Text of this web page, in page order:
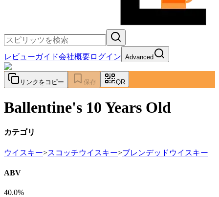
レビューガイド会社概要ログイン Advanced
リンクをコピー 保存 QR
Ballentine's 10 Years Old
カテゴリ
ウイスキー>スコッチウイスキー>ブレンデッドウイスキー
ABV
40.0%